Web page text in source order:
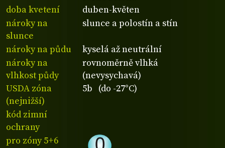
doba kvetení
duben-květen
nároky na
slunce
slunce a polostín a stín
nároky na půdu
kyselá až neutrální
nároky na
vlhkost půdy
rovnoměrně vlhká
(nevysychavá)
USDA zóna
(nejnižší)
5b (do -27°C)
kód zimní
ochrany
pro zóny 5+6